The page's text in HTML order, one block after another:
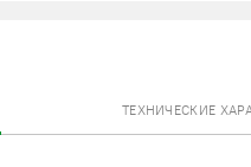
ТЕХНИЧЕСКИЕ